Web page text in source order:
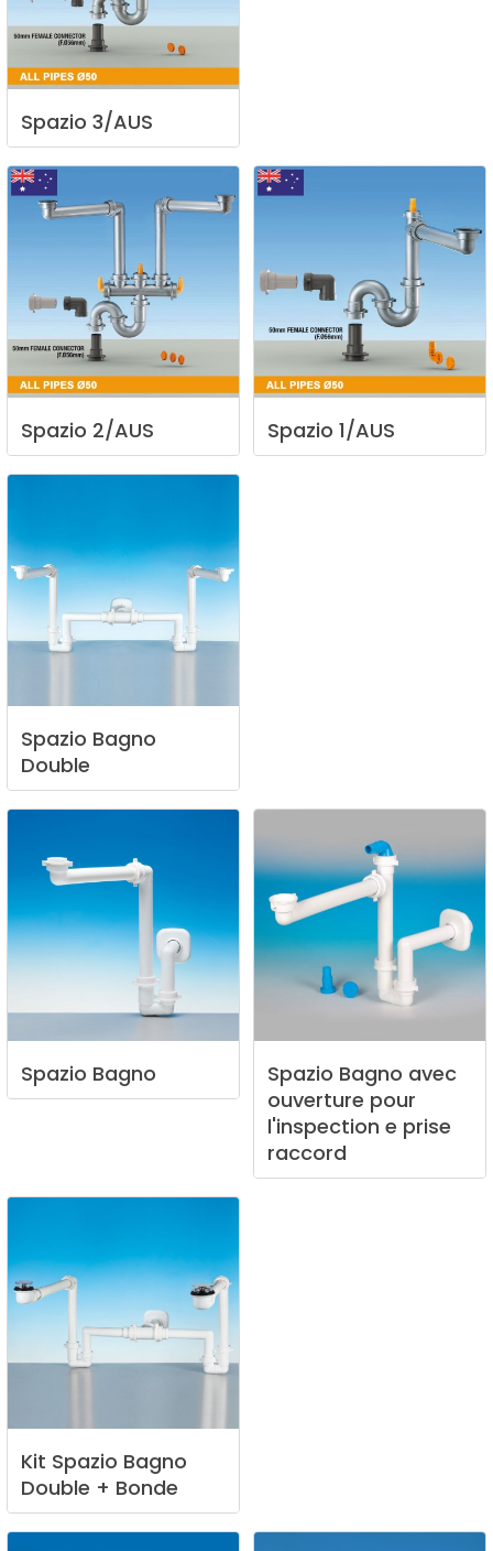
Spazio 3/AUS
Spazio 2/AUS Spazio 1/AUS
Spazio Bagno
Double
Spazio Bagno Spazio Bagno avec
ouverture pour
l'inspection e prise
raccord
Kit Spazio Bagno
Double + Bonde